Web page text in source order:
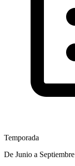
Temporada
De Junio a Septiembre